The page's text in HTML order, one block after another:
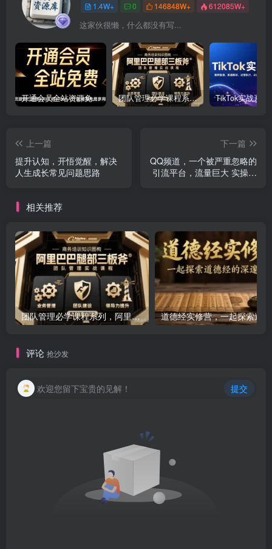
1.4W+ 0 146848W+ 612085W+
这家伙很懒，什么都没有写...
开通会员全站资源免费下载 开通VIP会员 HY资源库 团队管理必学课程系列，阿里巴巴“腿部三板斧”
上一篇
提升认知，开悟觉醒，解决
人生成长常见问题思路
下一篇
QQ频道，一个被严重忽略的
引流平台，流量巨大 实操单
相关推荐
团队管理必学课程系列，阿里巴巴“腿部三板斧”
评论 抢沙发
欢迎您留下宝贵的见解！ 提交